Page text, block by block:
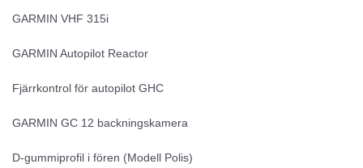
GARMIN VHF 315i
GARMIN Autopilot Reactor
Fjärrkontrol för autopilot GHC
GARMIN GC 12 backningskamera
D-gummiprofil i fören (Modell Polis)